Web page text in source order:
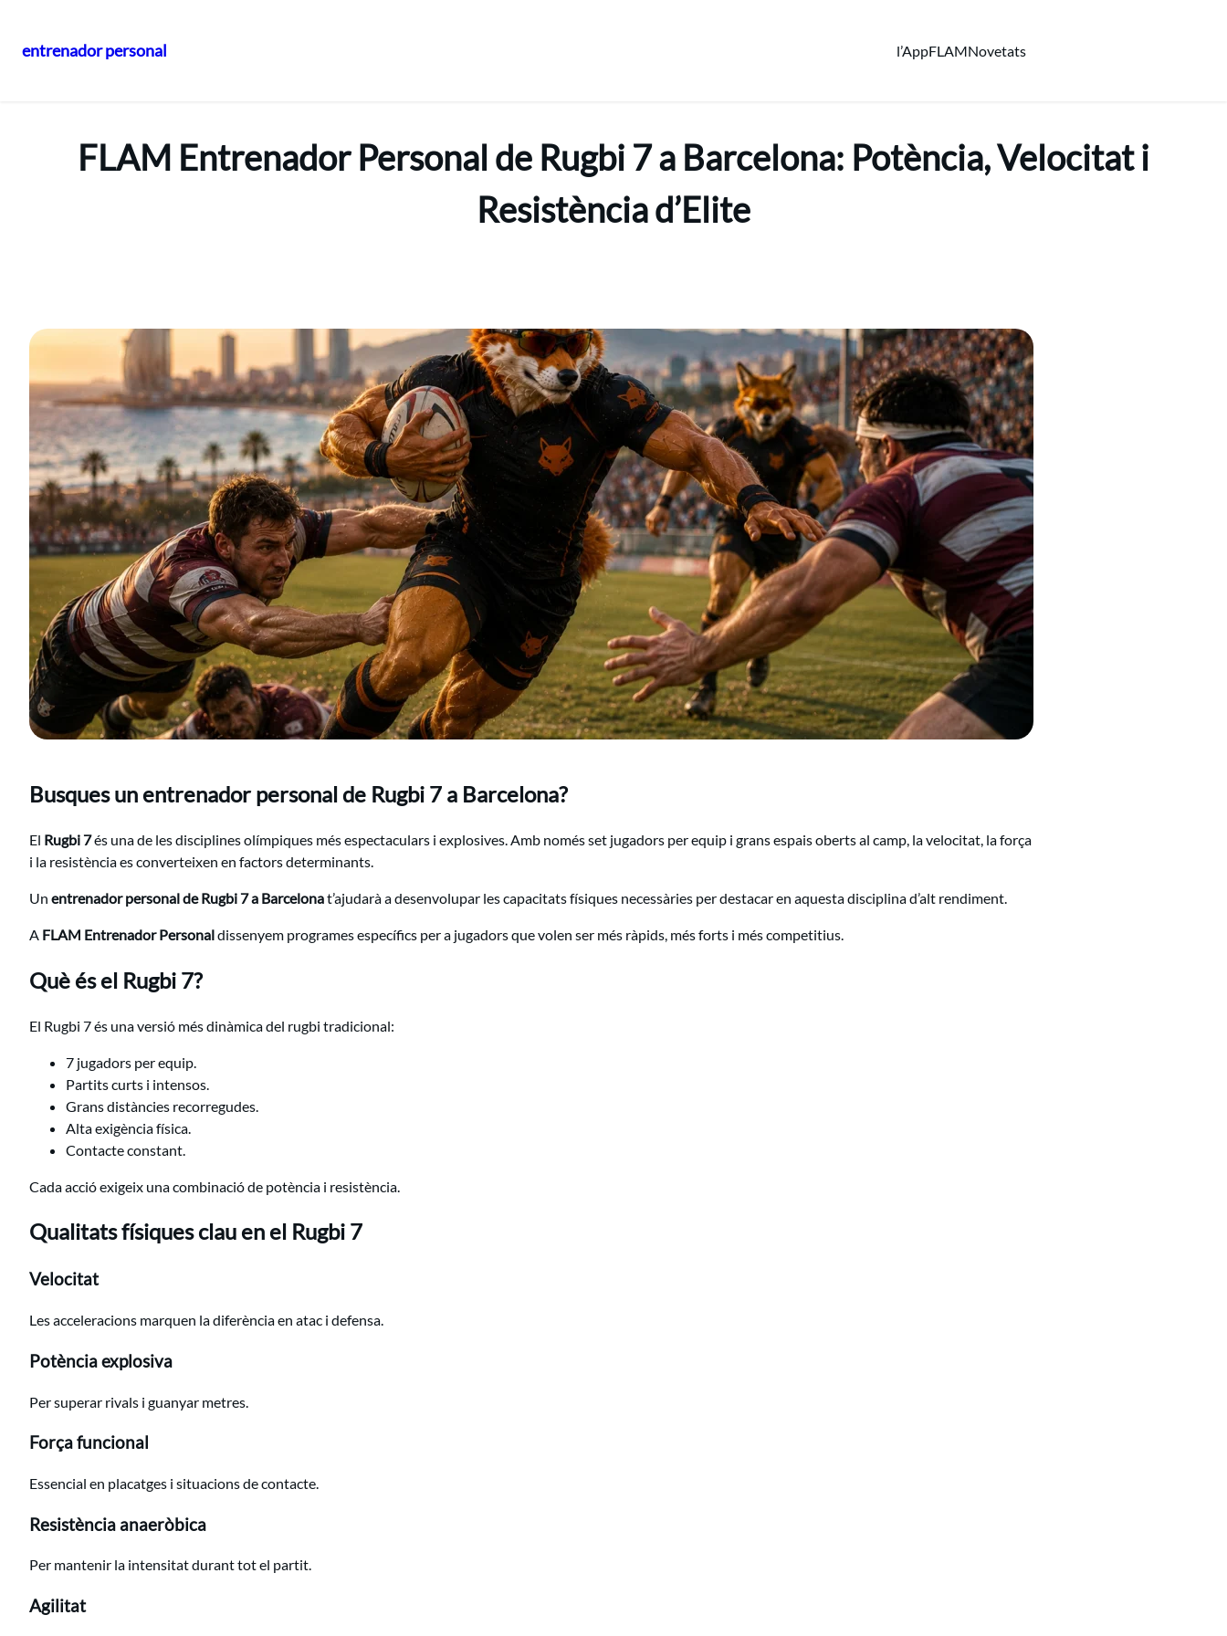
entrenador personal l’AppFLAMNovetats
FLAM Entrenador Personal de Rugbi 7 a Barcelona: Potència, Velocitat i
Resistència d’Elite
Busques un entrenador personal de Rugbi 7 a Barcelona?
El Rugbi 7és una de les disciplines olímpiques més espectaculars i explosives. Amb només set jugadors per equip i grans espais oberts al camp, la velocitat, la força
i la resistència es converteixen en factors determinants.
Un entrenador personal de Rugbi 7 a Barcelonat’ajudarà a desenvolupar les capacitats físiques necessàries per destacar en aquesta disciplina d’alt rendiment.
A FLAM Entrenador Personaldissenyem programes específics per a jugadors que volen ser més ràpids, més forts i més competitius.
Què és el Rugbi 7?
El Rugbi 7 és una versió més dinàmica del rugbi tradicional:
7 jugadors per equip.
Partits curts i intensos.
Grans distàncies recorregudes.
Alta exigència física.
Contacte constant.
Cada acció exigeix una combinació de potència i resistència.
Qualitats físiques clau en el Rugbi 7
Velocitat
Les acceleracions marquen la diferència en atac i defensa.
Potència explosiva
Per superar rivals i guanyar metres.
Força funcional
Essencial en placatges i situacions de contacte.
Resistència anaeròbica
Per mantenir la intensitat durant tot el partit.
Agilitat